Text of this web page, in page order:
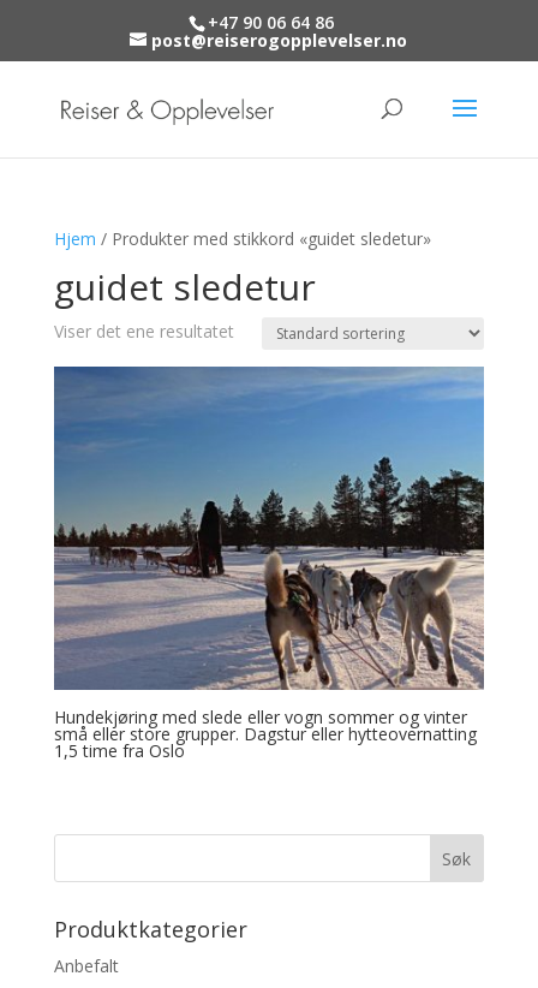
+47 90 06 64 86
post@reiserogopplevelser.no
Hjem / Produkter med stikkord «guidet sledetur»
guidet sledetur
Viser det ene resultatet
Hundekjøring med slede eller vogn sommer og vinter
små eller store grupper. Dagstur eller hytteovernatting
1,5 time fra Oslo
Produktkategorier
Anbefalt